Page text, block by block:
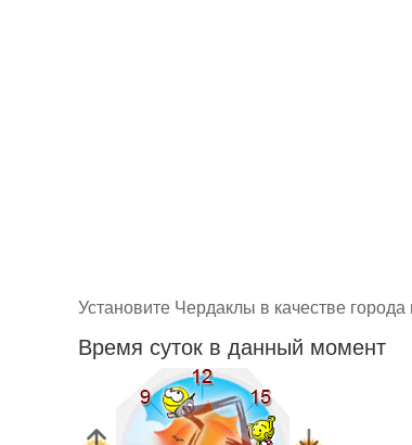
Установите Чердаклы в качестве
Время суток в данный момент